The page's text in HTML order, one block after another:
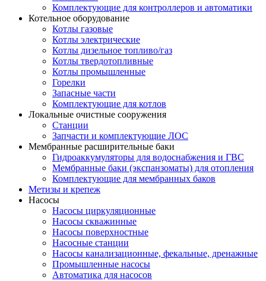
Комплектующие для контроллеров и автоматики
Котельное оборудование
Котлы газовые
Котлы электрические
Котлы дизельное топливо/газ
Котлы твердотопливные
Котлы промышленные
Горелки
Запасные части
Комплектующие для котлов
Локальные очистные сооружения
Станции
Запчасти и комплектующие ЛОС
Мембранные расширительные баки
Гидроаккумуляторы для водоснабжения и ГВС
Мембранные баки (экспанзоматы) для отопления
Комплектующие для мембранных баков
Метизы и крепеж
Насосы
Насосы циркуляционные
Насосы скважинные
Насосы поверхностные
Насосные станции
Насосы канализационные, фекальные, дренажные
Промышленные насосы
Автоматика для насосов